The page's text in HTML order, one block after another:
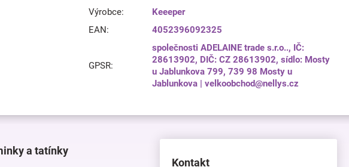
Výrobce:
Keeeper
EAN: 4052396092325
GPSR:
společnosti ADELAINE trade s.r.o.., IČ:
28613902, DIČ: CZ 28613902, sídlo: Mosty
u Jablunkova 799, 739 98 Mosty u
Jablunkova | velkoobchod@nellys.cz
a tatínky
Kontakt